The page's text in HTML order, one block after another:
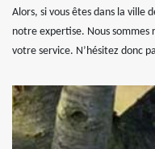
Alors, si vous êtes dans la ville
notre expertise. Nous sommes
votre service. N’hésitez donc